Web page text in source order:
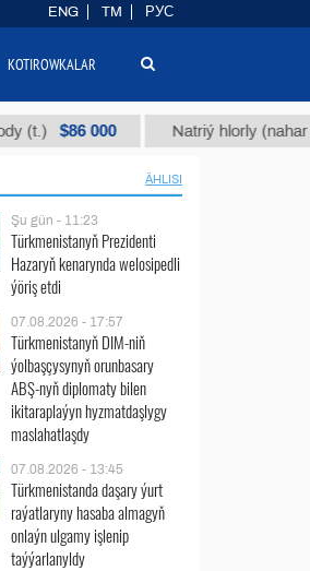
$86 000 Natriý hlorly (nahar duzy)
ÄHLISI
Şu gün - 11:23
Türkmenistanyň Prezidenti
Hazaryň kenarynda welosipedli
ýöriş etdi
07.08.2026 - 17:57
Türkmenistanyň DIM-niň
ýolbaşçysynyň orunbasary
ABŞ-nyň diplomaty bilen
ikitaraplaýyn hyzmatdaşlygy
maslahatlaşdy
07.08.2026 - 13:45
Türkmenistanda daşary ýurt
raýatlaryny hasaba almagyň
onlaýn ulgamy işlenip
taýýarlanyldy
ENG TM РУС
KOTIROWKALAR